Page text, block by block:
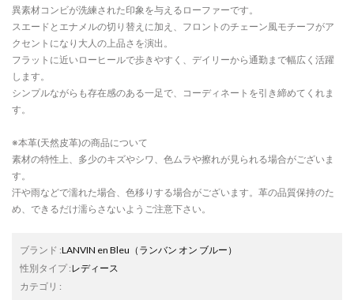
異素材コンビが洗練された印象を与えるローファーです。
スエードとエナメルの切り替えに加え、フロントのチェーン風モチーフがア
クセントになり大人の上品さを演出。
フラットに近いローヒールで歩きやすく、デイリーから通勤まで幅広く活躍
します。
シンプルながらも存在感のある一足で、コーディネートを引き締めてくれま
す。
※本革(天然皮革)の商品について
素材の特性上、多少のキズやシワ、色ムラや擦れが見られる場合がございま
す。
汗や雨などで濡れた場合、色移りする場合がございます。革の品質保持のた
め、できるだけ濡らさないようご注意下さい。
ブランド :LANVIN en Bleu （ランバン オン ブルー）
性別タイプ:レディース
カテゴリ :